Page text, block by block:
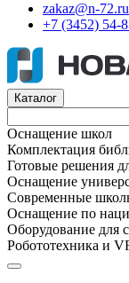
zakaz@n-72.ru
+7 (3452) 54-
Каталог
Оснащение школ
Комплектация
Готовые решения
Оснащение
Современные
Оснащение по
Оборудование для
Робототехника и